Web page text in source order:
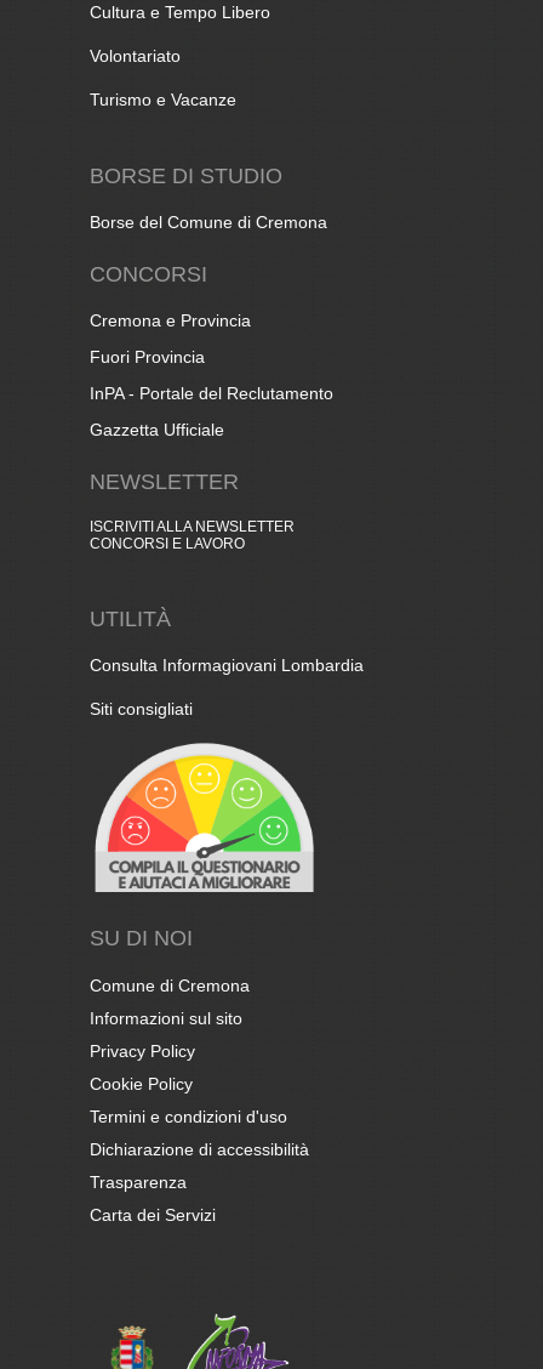
Cultura e Tempo Libero
Volontariato
Turismo e Vacanze
BORSE DI STUDIO
Borse del Comune di Cremona
CONCORSI
Cremona e Provincia
Fuori Provincia
InPA - Portale del Reclutamento
Gazzetta Ufficiale
NEWSLETTER
ISCRIVITI ALLA NEWSLETTER
CONCORSI E LAVORO
UTILITÀ
Consulta Informagiovani Lombardia
Siti consigliati
SU DI NOI
Comune di Cremona
Informazioni sul sito
Privacy Policy
Cookie Policy
Termini e condizioni d'uso
Dichiarazione di accessibilità
Trasparenza
Carta dei Servizi